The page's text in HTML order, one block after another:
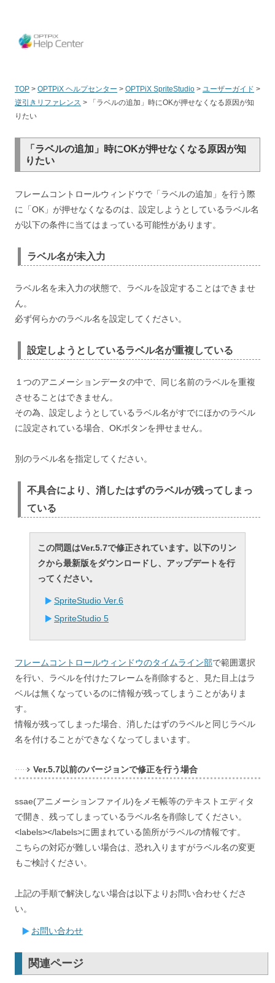
TOP > OPTPiX ヘルプセンター > OPTPiX SpriteStudio > ユーザーガイド >
逆引きリファレンス >
「ラベルの追加」時にOKが押せなくなる原因が知
りたい
「ラベルの追加」時にOKが押せなくなる原因が知
りたい
フレームコントロールウィンドウで「ラベルの追加」を行う際
に「OK」が押せなくなるのは、設定しようとしているラベル名
が以下の条件に当てはまっている可能性があります。
ラベル名が未入力
ラベル名を未入力の状態で、ラベルを設定することはできませ
ん。
必ず何らかのラベル名を設定してください。
設定しようとしているラベル名が重複している
１つのアニメーションデータの中で、同じ名前のラベルを重複
させることはできません。
その為、設定しようとしているラベル名がすでにほかのラベル
に設定されている場合、OKボタンを押せません。
別のラベル名を指定してください。
不具合により、消したはずのラベルが残ってしまっ
ている
この問題はVer.5.7で修正されています。以下のリン
クから最新版をダウンロードし、アップデートを行
ってください。
SpriteStudio Ver.6
SpriteStudio 5
フレームコントロールウィンドウのタイムライン部で範囲選択
を行い、ラベルを付けたフレームを削除すると、見た目上はラ
ベルは無くなっているのに情報が残ってしまうことがありま
す。
情報が残ってしまった場合、消したはずのラベルと同じラベル
名を付けることができなくなってしまいます。
Ver.5.7以前のバージョンで修正を行う場合
ssae(アニメーションファイル)をメモ帳等のテキストエディタ
で開き、残ってしまっているラベル名を削除してください。
<labels></labels>に囲まれている箇所がラベルの情報です。
こちらの対応が難しい場合は、恐れ入りますがラベル名の変更
もご検討ください。
上記の手順で解決しない場合は以下よりお問い合わせくださ
い。
お問い合わせ
関連ページ